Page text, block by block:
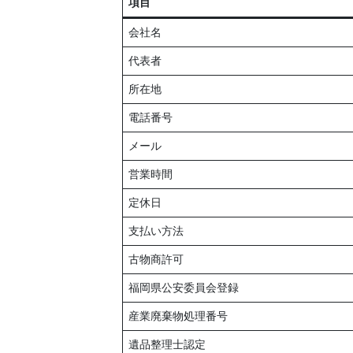
項目
会社名
代表者
所在地
電話番号
メール
営業時間
定休日
支払い方法
古物商許可
福岡県公安委員会登録
産業廃棄物処理番号
遺品整理士認定